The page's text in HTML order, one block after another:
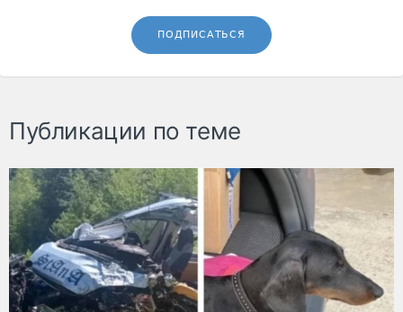
ПОДПИСАТЬСЯ
Публикации по теме